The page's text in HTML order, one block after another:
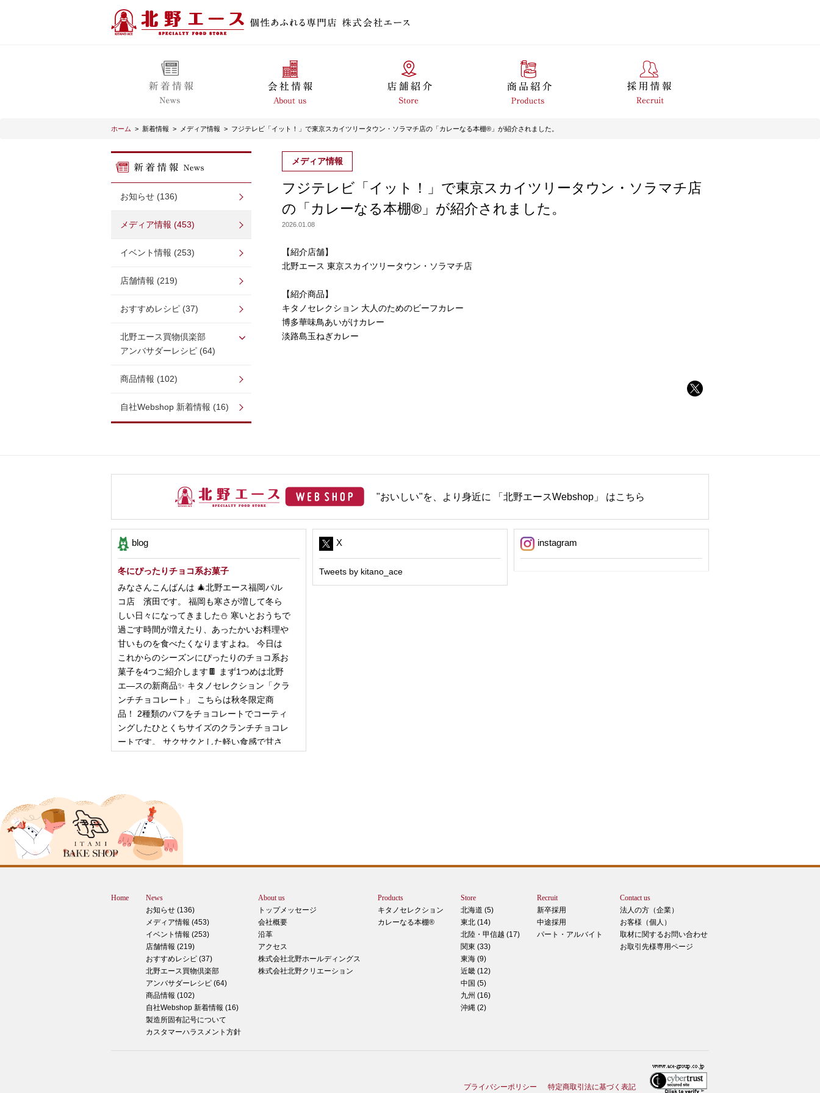
ホーム > 新着情報 > メディア情報 > フジテレビ「イット！」で東京スカイツリータウン・ソラマチ店の「カレーなる本棚®」が紹介されました。
お知らせ (136)
メディア情報 (453)
イベント情報 (253)
店舗情報 (219)
おすすめレシピ (37)
北野エース買物倶楽部
アンバサダーレシピ (64)
商品情報 (102)
自社Webshop 新着情報 (16)
メディア情報
フジテレビ「イット！」で東京スカイツリータウン・ソラマチ店
の「カレーなる本棚®」が紹介されました。
2026.01.08
【紹介店舗】
北野エース 東京スカイツリータウン・ソラマチ店
【紹介商品】
キタノセレクション 大人のためのビーフカレー
博多華味鳥あいがけカレー
淡路島玉ねぎカレー
"おいしい"を、より身近に 「北野エースWebshop」 はこちら
blog
冬にぴったりチョコ系お菓子
みなさんこんばんは 🎄北野エース福岡パル
コ店 濱田です。 福岡も寒さが増して冬ら
しい日々になってきました⛄️ 寒いとおうちで
過ごす時間が増えたり、あったかいお料理や
甘いものを食べたくなりますよね。 今日は
これからのシーズンにぴったりのチョコ系お
菓子を4つご紹介します🍫 まず1つめは北野
エ―スの新商品✨ キタノセレクション「クラ
ンチチョコレート」 こちらは秋冬限定商
品！ 2種類のパフをチョコレートでコーティ
ングしたひとくちサイズのクランチチョコレ
ートです。 サクサクとした軽い食感で甘さ
ピザ立ちぬ
ブログをご覧の皆様、こんにちは！北野エー
スMOMOテラス店の大西です。 いきなりで
すが、これは何だと思いますか？ ヒントは
12月に活躍するあの食べ物です！ はんぺ
す。 それでは正解発表です。リバースカー
ドオープン！！ なんと四角いピザなんで
す！今回は冬に大活躍のピザ、紹介いたしま
す。 キタノセレクション手のばしピザ マ
ルゲリータ 北野エースオリジナル商品のピ
ザになります。特徴は何といってもこの形！
生地はひとつひとつ手で
2024年12月14日
もっちもち！和スイーツと一緒に素敵なティ
ータイムを ♪
X
Tweets by kitano_ace
instagram
Home
News
お知らせ (136)
メディア情報 (453)
イベント情報 (253)
店舗情報 (219)
おすすめレシピ (37)
北野エース買物倶楽部
アンバサダーレシピ (64)
商品情報 (102)
自社Webshop 新着情報 (16)
製造所固有記号について
カスタマーハラスメント方針
About us
トップメッセージ
会社概要
沿革
アクセス
株式会社北野ホールディングス
株式会社北野クリエーション
Products
キタノセレクション
カレーなる本棚®
Store
北海道 (5)
東北 (14)
北陸・甲信越 (17)
関東 (33)
東海 (9)
近畿 (12)
中国 (5)
九州 (16)
沖縄 (2)
Recruit
新卒採用
中途採用
パート・アルバイト
Contact us
法人の方（企業）
お客様（個人）
取材に関するお問い合わせ
お取引先様専用ページ
プライバシーポリシー 特定商取引法に基づく表記